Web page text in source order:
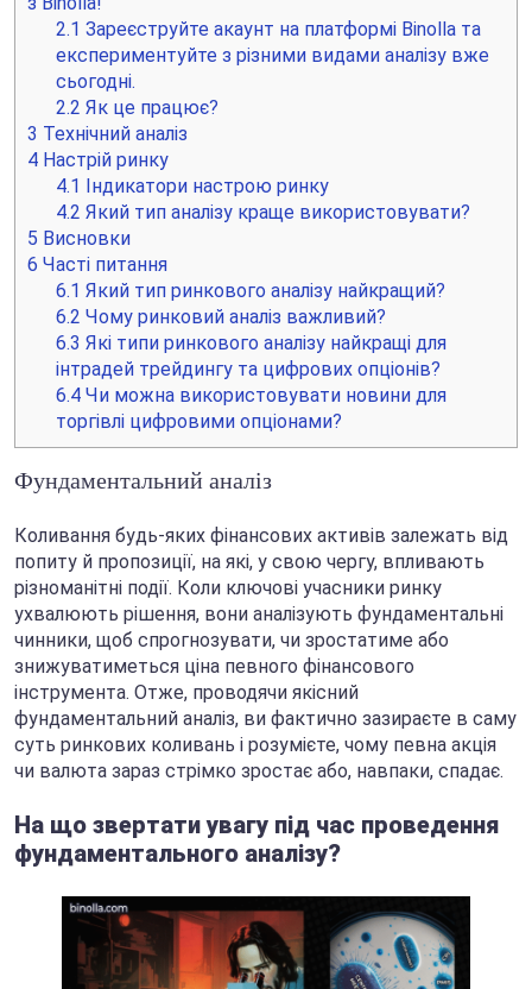
2.1 Зареєструйте акаунт на платформі Binolla та
експериментуйте з різними видами аналізу вже
сьогодні.
2.2 Як це працює?
3 Технічний аналіз
4 Настрій ринку
4.1
Індикатори настрою ринку
4.2 Який тип аналізу краще використовувати?
5 Висновки
6 Часті питання
6.1 Який тип ринкового аналізу найкращий?
6.2 Чому ринковий аналіз важливий?
6.3 Які типи ринкового аналізу найкращі для
інтрадей трейдингу та цифрових опціонів?
6.4 Чи можна використовувати новини для
торгівлі цифровими опціонами?
Фундаментальний аналіз
Коливання будь-яких фінансових активів залежать від
попиту й пропозиції, на які, у свою чергу, впливають
різноманітні події. Коли ключові учасники ринку
ухвалюють рішення, вони аналізують фундаментальні
чинники, щоб спрогнозувати, чи зростатиме або
знижуватиметься ціна певного фінансового
інструмента. Отже, проводячи якісний
фундаментальний аналіз, ви фактично зазираєте в саму
суть ринкових коливань і розумієте, чому певна акція
чи валюта зараз стрімко зростає або, навпаки, спадає.
На що звертати увагу під час проведення
фундаментального аналізу?